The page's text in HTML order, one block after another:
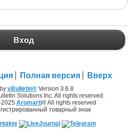
Вход
Полная версия Вверх
vBulletin®Version 3.6.8
Solutions Inc. All rights reserved.
Aromarti® All rights reserved
товарный знак